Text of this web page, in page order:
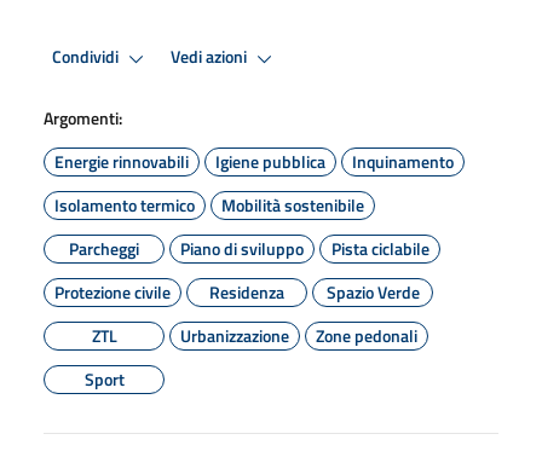
Condividi Vedi azioni
Argomenti:
Energie rinnovabili
Igiene pubblica
Inquinamento
Isolamento termico
Mobilità sostenibile
Parcheggi
Piano di sviluppo
Pista ciclabile
Protezione civile
Residenza
Spazio Verde
ZTL
Urbanizzazione
Zone pedonali
Sport